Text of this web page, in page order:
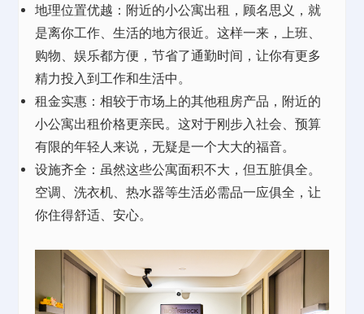
地理位置优越：附近的小公寓出租，顾名思义，就
是离你工作、生活的地方很近。这样一来，上班、
购物、娱乐都方便，节省了通勤时间，让你有更多
精力投入到工作和生活中。
租金实惠：相较于市场上的其他租房产品，附近的
小公寓出租价格更亲民。这对于刚步入社会、预算
有限的年轻人来说，无疑是一个大大的福音。
设施齐全：虽然这些公寓面积不大，但五脏俱全。
空调、洗衣机、热水器等生活必需品一应俱全，让
你住得舒适、安心。